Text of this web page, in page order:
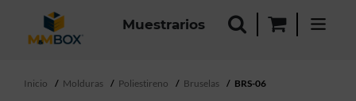
Muestrarios
Inicio Molduras Poliestireno Bruselas BRS-06